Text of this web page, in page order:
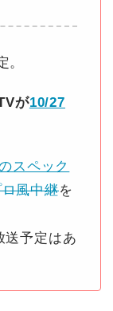
が10/27
スペック
風中継を
予定はあ